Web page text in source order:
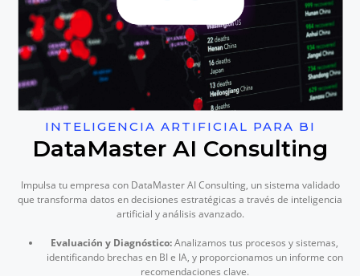
INTELIGENCIA ARTIFICIAL PARA BI
DataMaster AI Consulting
Impulsa tu empresa con DataMaster AI Consulting, un sistema validado
que transforma datos en decisiones estratégicas a través de inteligencia
artificial y análisis avanzado.
Evaluación y Diagnóstico:Analizamos tus procesos y sistemas,
identificando brechas en BI e IA, y proporcionamos un informe con
recomendaciones clave.